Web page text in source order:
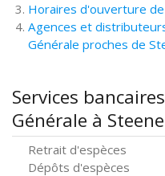
Horaires d'ouverture
Agences et
Générale proches de
Services
Générale à Steene
Retrait d'espèces
Dépôts d'espèces